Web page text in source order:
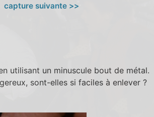
capture suivante >>
utilisant un minuscule bout de métal.
sont-elles si faciles à enlever ?